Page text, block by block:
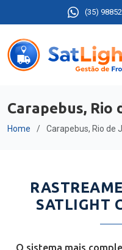
(35)
Carapebus, Rio
Home Carapebus, Rio de
SATLIGHT
O sistema mais